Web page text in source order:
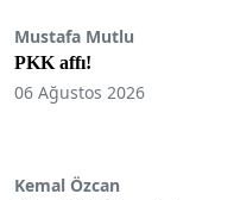
Mustafa Mutlu
PKK affı!
06 Ağustos 2026
Kemal Özcan